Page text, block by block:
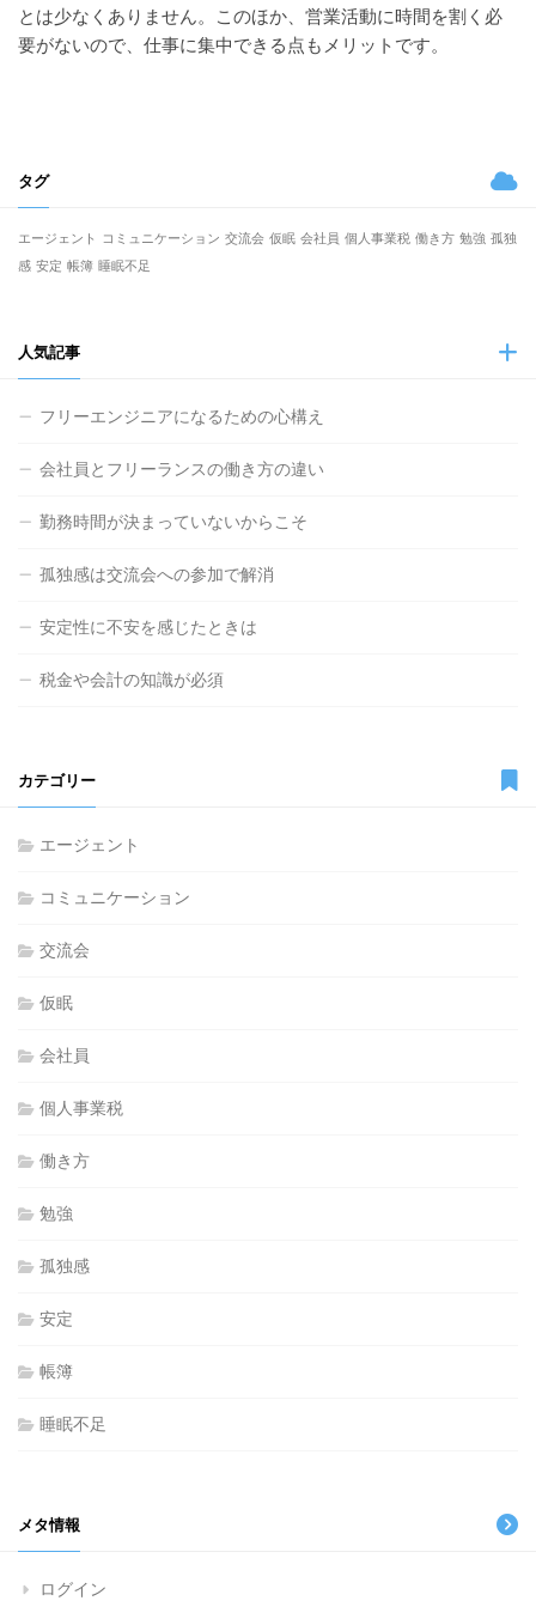
とは少なくありません。このほか、営業活動に時間を割く必
要がないので、仕事に集中できる点もメリットです。
タグ
エージェント コミュニケーション 交流会 仮眠 会社員 個人事業税 働き方 勉強 孤独
感 安定 帳簿 睡眠不足
人気記事
フリーエンジニアになるための心構え
会社員とフリーランスの働き方の違い
勤務時間が決まっていないからこそ
孤独感は交流会への参加で解消
安定性に不安を感じたときは
税金や会計の知識が必須
カテゴリー
エージェント
コミュニケーション
交流会
仮眠
会社員
個人事業税
働き方
勉強
孤独感
安定
帳簿
睡眠不足
メタ情報
ログイン